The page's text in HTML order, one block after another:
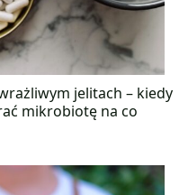
jelitach – kiedy
mikrobiotę na co